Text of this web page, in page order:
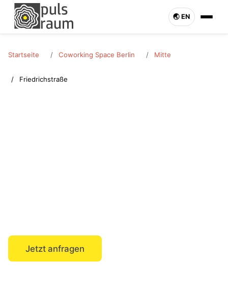
🌏︎ EN
Startseite Coworking Space Berlin Mitte
Friedrichstraße
Jetzt anfragen